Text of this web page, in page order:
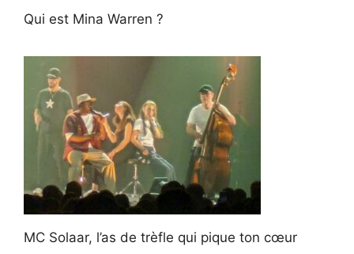
Qui est Mina Warren ?
MC Solaar, l’as de trèfle qui pique ton cœur